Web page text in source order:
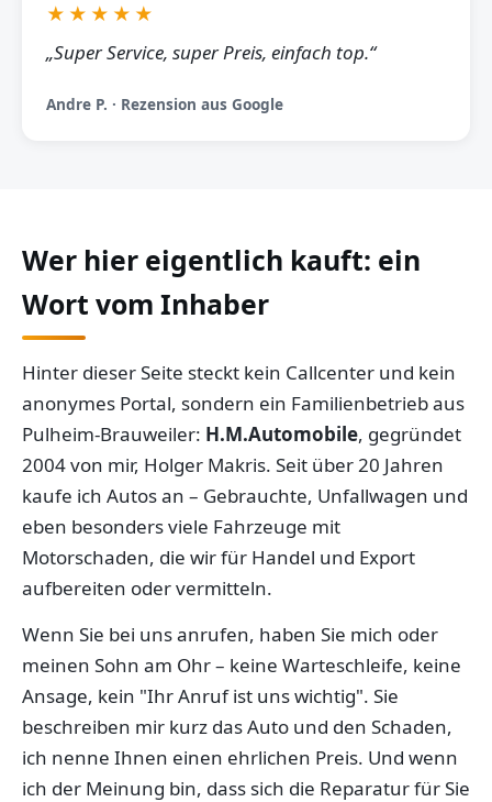
★★★★★
„Super Service, super Preis, einfach top.“
Andre P. · Rezension aus Google
Wer hier eigentlich kauft: ein
Wort vom Inhaber
Hinter dieser Seite steckt kein Callcenter und kein
anonymes Portal, sondern ein Familienbetrieb aus
Pulheim-Brauweiler: H.M.Automobile, gegründet
2004 von mir, Holger Makris. Seit über 20 Jahren
kaufe ich Autos an – Gebrauchte, Unfallwagen und
eben besonders viele Fahrzeuge mit
Motorschaden, die wir für Handel und Export
aufbereiten oder vermitteln.
Wenn Sie bei uns anrufen, haben Sie mich oder
meinen Sohn am Ohr – keine Warteschleife, keine
Ansage, kein "Ihr Anruf ist uns wichtig". Sie
beschreiben mir kurz das Auto und den Schaden,
ich nenne Ihnen einen ehrlichen Preis. Und wenn
ich der Meinung bin, dass sich die Reparatur für Sie